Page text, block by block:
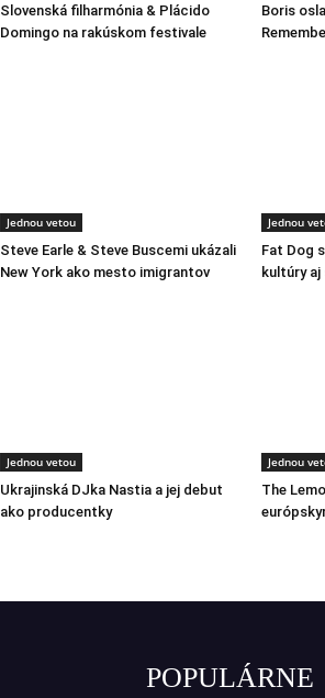
Slovenská filharmónia & Plácido
Domingo na rakúskom festivale
Boris
Jednou vetou
Steve Earle & Steve Buscemi ukázali
New York ako mesto imigrantov
Jednou
Fat Dog
kultúry aj
Jednou vetou
Ukrajinská DJka Nastia a jej debut
ako producentky
Jednou
The
POPULÁRNE